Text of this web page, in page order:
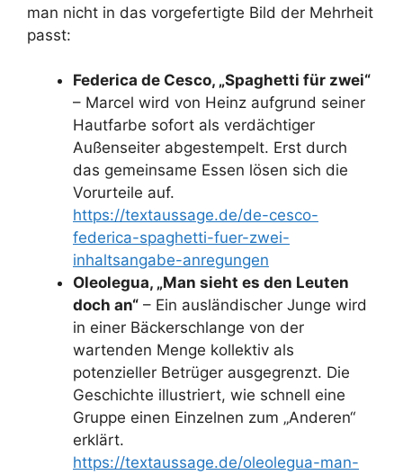
man nicht in das vorgefertigte Bild der Mehrheit
passt:
Federica de Cesco, „Spaghetti für zwei“
– Marcel wird von Heinz aufgrund seiner
Hautfarbe sofort als verdächtiger
Außenseiter abgestempelt. Erst durch
das gemeinsame Essen lösen sich die
Vorurteile auf.
https://textaussage.de/de-cesco-
federica-spaghetti-fuer-zwei-
inhaltsangabe-anregungen
Oleolegua, „Man sieht es den Leuten
doch an“ – Ein ausländischer Junge wird
in einer Bäckerschlange von der
wartenden Menge kollektiv als
potenzieller Betrüger ausgegrenzt. Die
Geschichte illustriert, wie schnell eine
Gruppe einen Einzelnen zum „Anderen“
erklärt.
https://textaussage.de/oleolegua-man-